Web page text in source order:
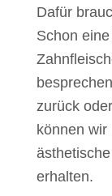
Dafür
Schon
zurück
können wir
erhalten.